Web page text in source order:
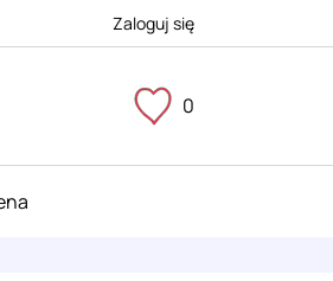
Zaloguj się
0